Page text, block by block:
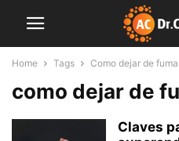
Home Tags Como dejar de
como dejar de
Claves